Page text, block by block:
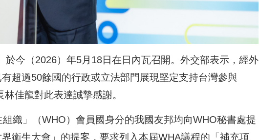
於今（2026）年5月18日在日內瓦召開。外交部表示，經外
超過50餘國的行政或立法部門展現堅定支持台灣參與
佳龍對此表達誠摯感謝。
織」（WHO）會員國身分的我國友邦均向WHO秘書處提
衛生大會」的提案，要求列入本屆WHA議程的「補充項